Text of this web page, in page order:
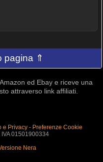
pagina ⇑
ed Ebay e riceve una
attraverso link affiliati.
e Privacy- Preferenze Cookie
01501900334
Nera